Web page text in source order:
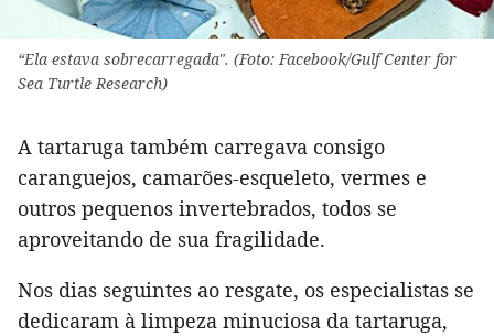
“Ela estava sobrecarregada". (Foto: Facebook/Gulf Center for
Sea Turtle Research)
A tartaruga também carregava consigo
caranguejos, camarões-esqueleto, vermes e
outros pequenos invertebrados, todos se
aproveitando de sua fragilidade.
Nos dias seguintes ao resgate, os especialistas se
dedicaram à limpeza minuciosa da tartaruga,